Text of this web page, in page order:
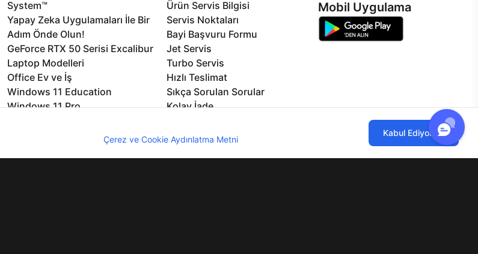
System™
Yapay Zeka Uygulamaları İle Bir
Adım Önde Olun!
GeForce RTX 50 Serisi Excalibur
Laptop Modelleri
Office Ev ve İş
Windows 11 Education
Windows 11 Pro
Ürün Servis Bilgisi
Servis Noktaları
Bayi Başvuru Formu
Jet Servis
Turbo Servis
Hızlı Teslimat
Sıkça Sorulan Sorular
Kolay İade
Yedek Parçalar
Mobil Uygulama
Çerez ve Cookie Aydınlatma Metni
Kabul Ediyorum